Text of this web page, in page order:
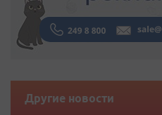
Другие новости